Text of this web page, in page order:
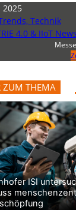
2025
Technik
4.0 & IIoT
ZUM THEMA
ISI